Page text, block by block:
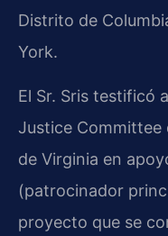
Distrito de
York.
El Sr. Sris testificó
Justice Committee
de Virginia en
(patrocinador
proyecto que se